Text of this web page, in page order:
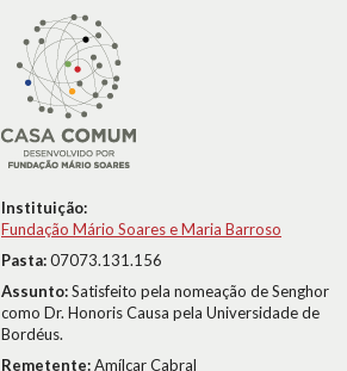
Instituição:
Fundação Mário Soares e Maria Barroso
Pasta:07073.131.156
Assunto:Satisfeito pela nomeação de Senghor
como Dr. Honoris Causa pela Universidade de
Bordéus.
Remetente:Amílcar Cabral